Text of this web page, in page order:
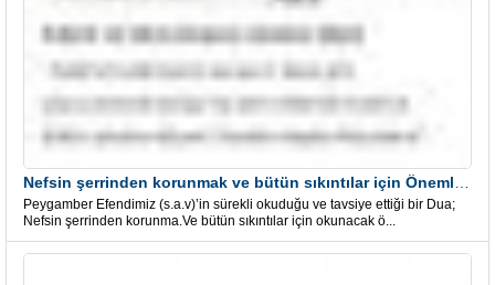
Peygamber Efendimiz (s.a.v)’in sürekli okuduğu ve tavsiye ettiği bir Dua;
Nefsin şerrinden korunma.Ve bütün sıkıntılar için okunacak ö...